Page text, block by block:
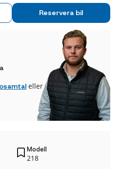
Reservera bil
eller
Modell
218